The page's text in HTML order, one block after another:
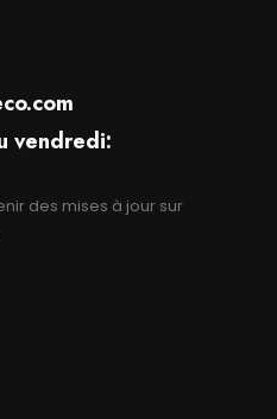
vendredi:
des mises à jour sur